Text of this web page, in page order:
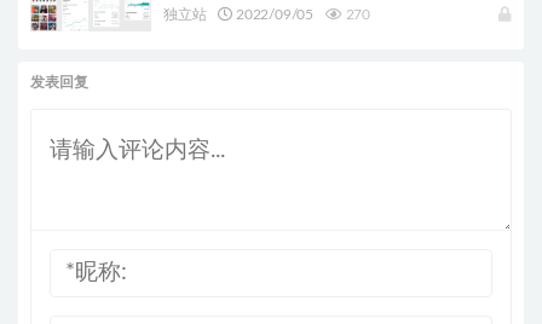
独立站 2022/09/05 270
发表回复